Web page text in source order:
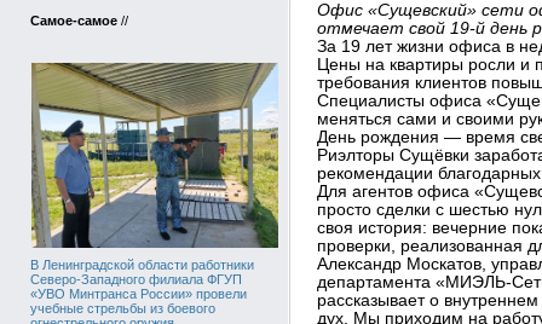
Самое-самое //
В Ленинградской области работники
Северо-Западного филиала ФГУП
«УВО Минтранса России» провели
учебные стрельбы из боевого
Офис «Сущевский» сети
отмечает свой 19-й день
За 19 лет жизни офиса в
Цены на квартиры росли и
требования клиентов
Специалисты офиса
меняться сами и своими
День рождения — время
Риэлторы Сущёвки
рекомендации
Для агентов офиса
просто сделки с шестью
своя история: вечерние
проверки, реализованная
Александр Москатов,
департамента «МИЭЛЬ-
рассказывает о
дух. Мы приходим на